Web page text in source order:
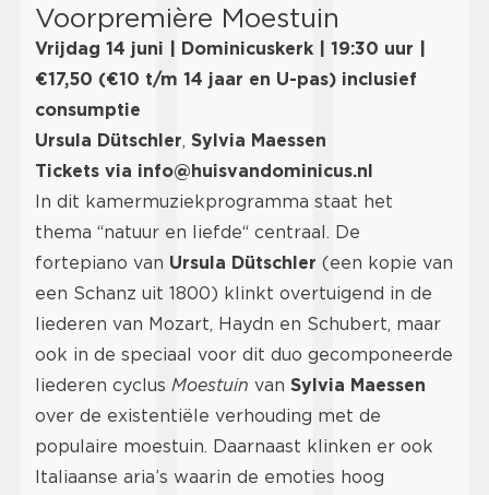
Voorpremière Moestuin
Vrijdag 14 juni | Dominicuskerk | 19:30 uur |
€17,50 (€10 t/m 14 jaar en U-pas) inclusief
consumptie
Ursula Dütschler, Sylvia Maessen
Tickets via info@huisvandominicus.nl
In dit kamermuziekprogramma staat het
thema “natuur en liefde“ centraal. De
fortepiano van Ursula Dütschler (een kopie van
een Schanz uit 1800) klinkt overtuigend in de
liederen van Mozart, Haydn en Schubert, maar
ook in de speciaal voor dit duo gecomponeerde
liederen cyclus Moestuin van Sylvia Maessen
over de existentiële verhouding met de
populaire moestuin. Daarnaast klinken er ook
Italiaanse aria’s waarin de emoties hoog